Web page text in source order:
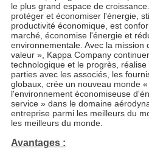
le plus grand espace de
protéger et économiser l'énergie,
productivité économique, est
marché, économise l'énergie et
environnementale. Avec la mission
valeur », Kappa Company
technologique et le progrès,
parties avec les associés, les
globaux, crée un nouveau monde
l'environnement économiseuse
service » dans le domaine
entreprise parmi les meilleurs du
les meilleurs du monde.
Avantages :